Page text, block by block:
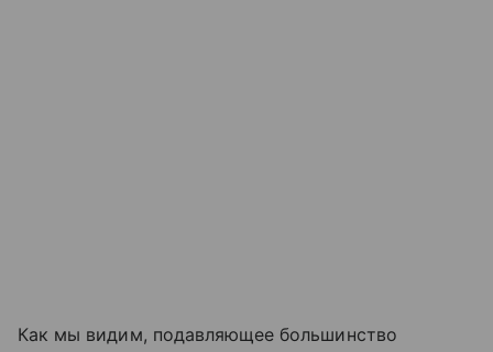
Как мы видим, подавляющее большинство